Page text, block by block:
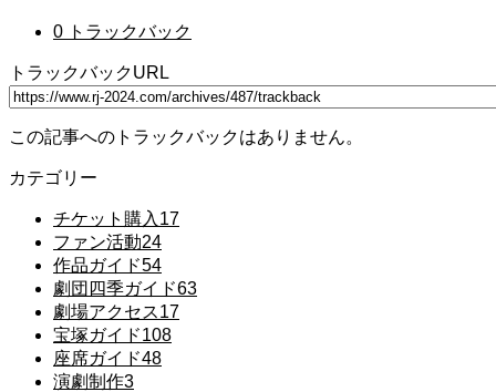
0 トラックバック
トラックバックURL
この記事へのトラックバックはありません。
カテゴリー
チケット購入 17
ファン活動24
作品ガイド54
劇団四季ガイド63
劇場アクセス17
宝塚ガイド108
座席ガイド48
演劇制作3